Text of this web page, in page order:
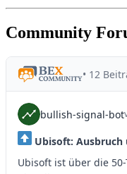
Community